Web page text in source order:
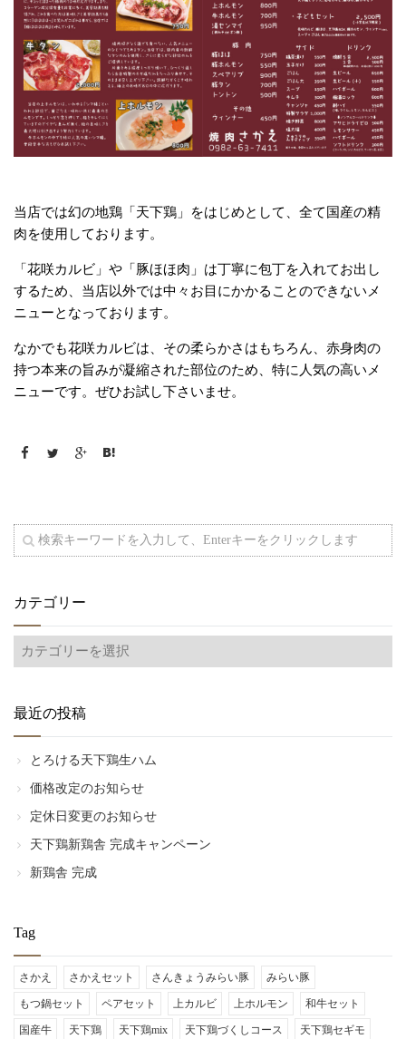
当店では幻の地鶏「天下鶏」をはじめとして、全て国産の精
肉を使用しております。
「花咲カルビ」や「豚ほほ肉」は丁寧に包丁を入れてお出し
するため、当店以外では中々お目にかかることのできないメ
ニューとなっております。
なかでも花咲カルビは、その柔らかさはもちろん、赤身肉の
持つ本来の旨みが凝縮された部位のため、特に人気の高いメ
ニューです。ぜひお試し下さいませ。
カテゴリー
ー
最近の投稿
とろける天下鶏生ハム
価格改定のお知らせ
定休日変更のお知らせ
天下鶏新鶏舎 完成キャンペーン
新鶏舎 完成
Tag
さかえ さかえセット さんきょうみらい豚 みらい豚
もつ鍋セット ペアセット 上カルビ 上ホルモン 和牛セット
国産牛 天下鶏 天下鶏mix 天下鶏づくしコース 天下鶏セギモ